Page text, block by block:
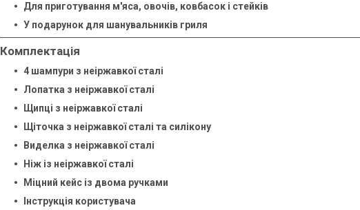
Для приготування м'яса, овочів, ковбасок і стейків
У подарунок для шанувальників гриля
Комплектація
4 шампури з неіржавкої сталі
Лопатка з неіржавкої сталі
Щипці з неіржавкої сталі
Щіточка з неіржавкої сталі та силікону
Виделка з неіржавкої сталі
Ніж із неіржавкої сталі
Міцний кейс із двома ручками
Інструкція користувача